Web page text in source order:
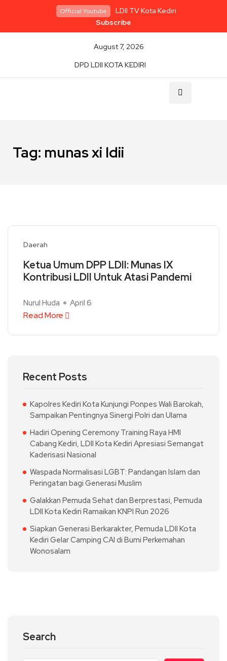
Official Youtube
LDII TV Kota Kediri
Subscribe
August 7, 2026
DPD LDII KOTA KEDIRI
Tag: munas xi ldii
Daerah
Ketua Umum DPP LDII: Munas IX
Kontribusi LDII Untuk Atasi Pandemi
Nurul Huda April 6
Read More
Recent Posts
Kapolres Kediri Kota Kunjungi Ponpes Wali Barokah,
Sampaikan Pentingnya Sinergi Polri dan Ulama
Hadiri Opening Ceremony Training Raya HMI
Cabang Kediri, LDII Kota Kediri Apresiasi Semangat
Kaderisasi Nasional
Waspada Normalisasi LGBT: Pandangan Islam dan
Peringatan bagi Generasi Muslim
Galakkan Pemuda Sehat dan Berprestasi, Pemuda
LDII Kota Kediri Ramaikan KNPI Run 2026
Siapkan Generasi Berkarakter, Pemuda LDII Kota
Kediri Gelar Camping CAI di Bumi Perkemahan
Wonosalam
Search